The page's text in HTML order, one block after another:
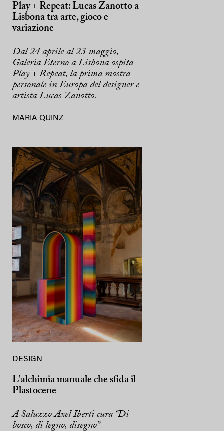
Play + Repeat: Lucas Zanotto a
Lisbona tra arte, gioco e
variazione
Dal 24 aprile al 23 maggio,
Galeria Eterno a Lisbona ospita
Play + Repeat, la prima mostra
personale in Europa del designer e
artista Lucas Zanotto.
MARIA QUINZ
DESIGN
L'alchimia manuale che sfida il
Plastocene
A Saluzzo Axel Iberti cura “Di
bosco, di legno, disegno”